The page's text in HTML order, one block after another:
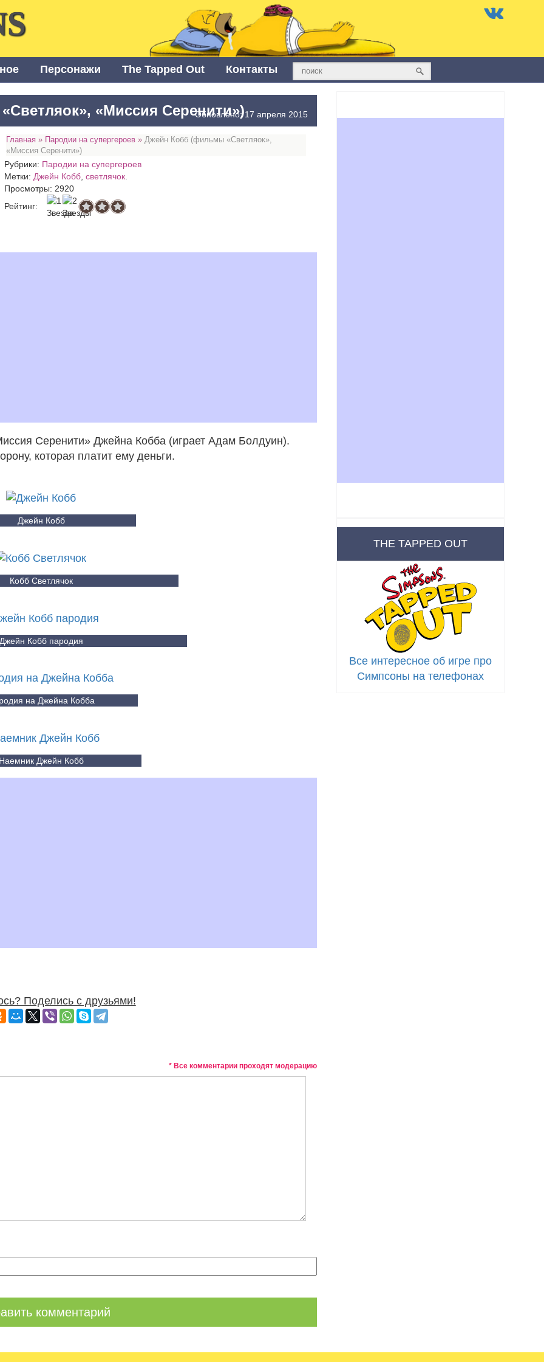
Персонажи The Tapped Out Контакты
«Миссия Серенити»)Обновлено: 17 апреля 2015
Главная » Пародии на супергероев »Джейн Кобб (фильмы «Светляок»,
«Миссия Серенити»)
Рубрики: Пародии на супергероев
Метки: Джейн Кобб ,светлячок
Просмотры: 2920
Рейтинг:
Серенити» Джейна Кобба (играет Адам Болдуин).
которая платит ему деньги.
Джейн Кобб
Кобб Светлячок
Кобб пародия
на Джейна Кобба
Джейн Кобб
Поделись с друзьями!
* Все комментарии проходят модерацию
THE TAPPED OUT
Все интересное об игре про
Симпсоны на телефонах